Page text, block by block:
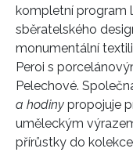
kompletní program
sběratelského
monumentální
Peroi s
Pelechové.
a hodiny propojuje
uměleckým
přírůstky do